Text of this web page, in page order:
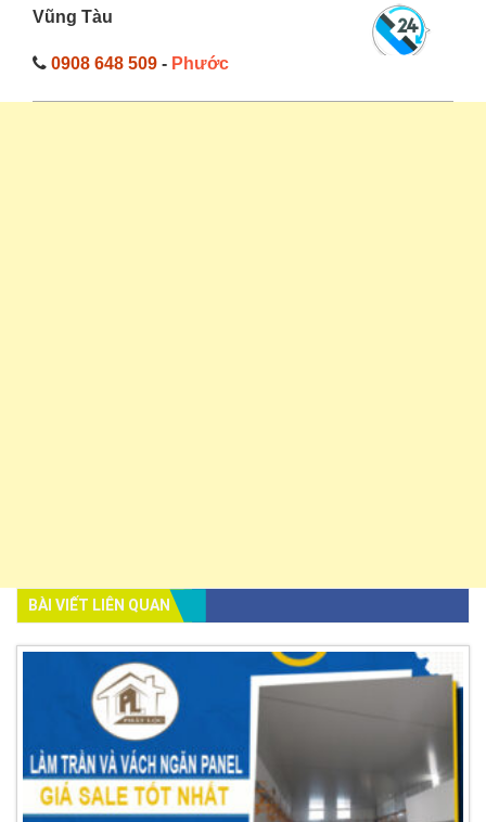
Vũng Tàu
0908 648 509 - Phước
BÀI VIẾT LIÊN QUAN